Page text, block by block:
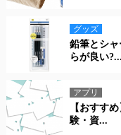
グッズ
鉛筆とシ
らが良い?...
アプリ
【おすす
験・資...